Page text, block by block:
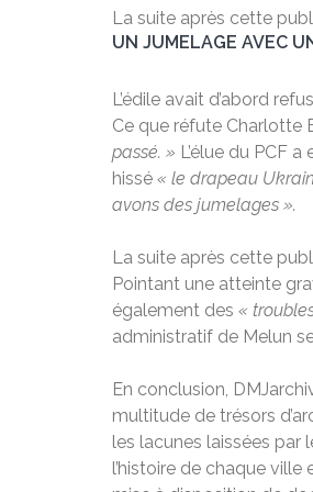
La suite après cette
UN JUMELAGE AVEC
L’édile avait d’abord
Ce que réfute Charlotte
passé. » L’élue du PCF
hissé « le drapeau
avons des jumelages ».
La suite après cette
Pointant une atteinte
également des «
administratif de Melun
En conclusion,
multitude de trésors
les lacunes laissées par
l’histoire de chaque